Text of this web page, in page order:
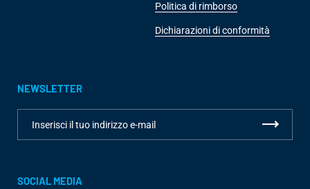
Politica di rimborso
Dichiarazioni di conformità
NEWSLETTER
SOCIAL MEDIA